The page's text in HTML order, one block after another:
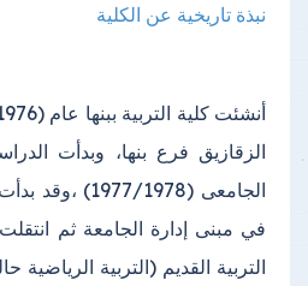
نبذة تاريخية عن الكلية
الزقازيق فرع بنها، وبدأت
الجامعى (1977/
في مبنى إدارة الجامعة ثم